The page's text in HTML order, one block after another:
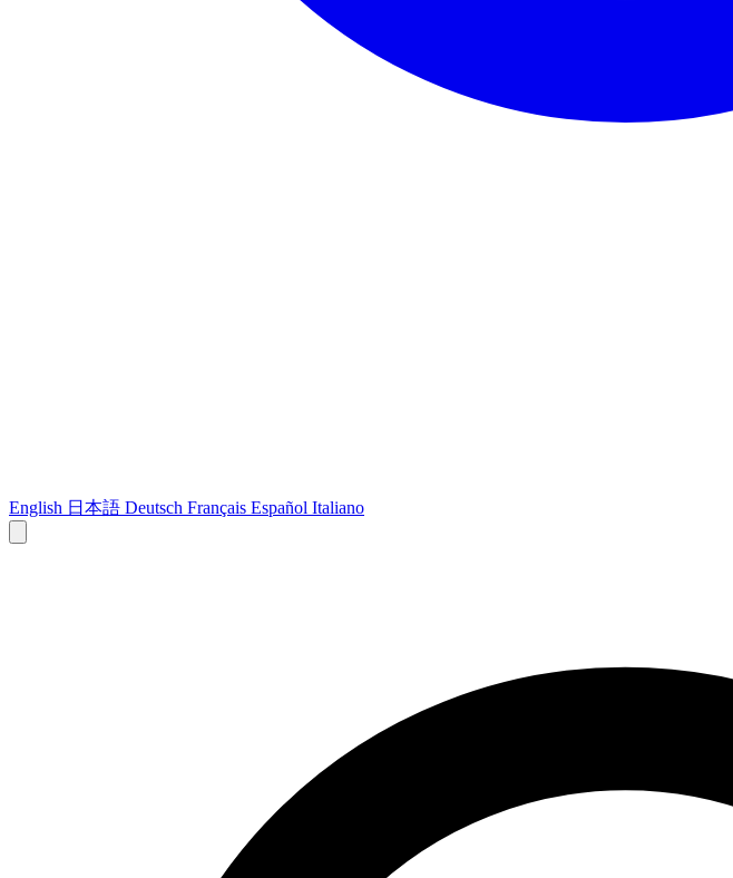
English 日本語 Deutsch Français Español Italiano